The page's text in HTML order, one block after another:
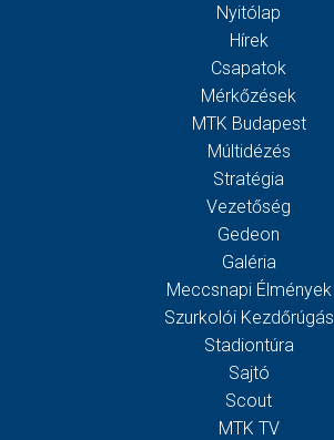
Nyitólap
Hírek
Csapatok
Mérkőzések
MTK Budapest
Múltidézés
Stratégia
Vezetőség
Gedeon
Galéria
Meccsnapi Élmények
Szurkolói Kezdőrúgás
Stadiontúra
Sajtó
Scout
MTK TV